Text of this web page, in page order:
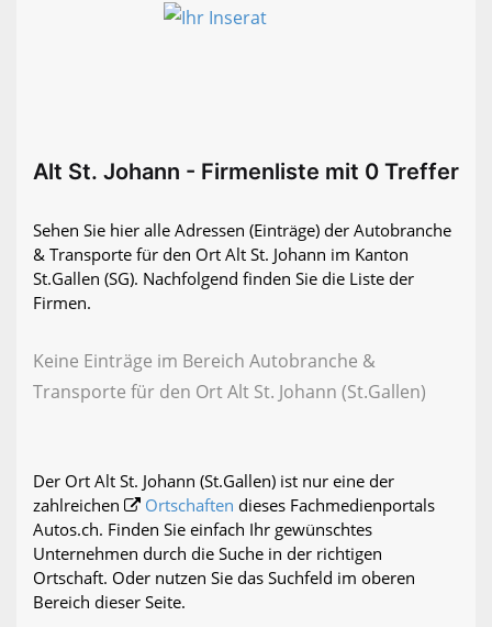
Alt St. Johann - Firmenliste mit 0 Treffer
Sehen Sie hier alle Adressen (Einträge) der Autobranche
& Transporte für den Ort Alt St. Johann im Kanton
St.Gallen (SG). Nachfolgend finden Sie die Liste der
Firmen.
Keine Einträge im Bereich Autobranche &
Transporte für den Ort Alt St. Johann (St.Gallen)
Der Ort Alt St. Johann (St.Gallen) ist nur eine der
zahlreichen
Ortschaften dieses Fachmedienportals
Autos.ch. Finden Sie einfach Ihr gewünschtes
Unternehmen durch die Suche in der richtigen
Ortschaft. Oder nutzen Sie das Suchfeld im oberen
Bereich dieser Seite.